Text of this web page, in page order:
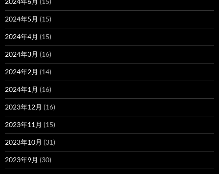
2024年5月 (15)
2024年4月 (15)
2024年3月 (16)
2024年2月 (14)
2024年1月 (16)
2023年12月 (16)
2023年11月 (15)
2023年10月 (31)
2023年9月 (30)